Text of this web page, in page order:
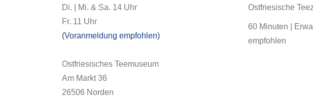
Ostfriesische
60 Minuten |
empfohlen
Di. | Mi. & Sa. 14 Uhr
Fr. 11 Uhr
(Voranmeldung empfohlen)
Ostfriesisches Teemuseum
Am Markt 36
26506 Norden